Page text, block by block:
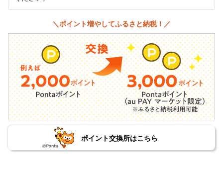
＼ポイント増やしてふるさと納税！／
ポイント交換所はこちら